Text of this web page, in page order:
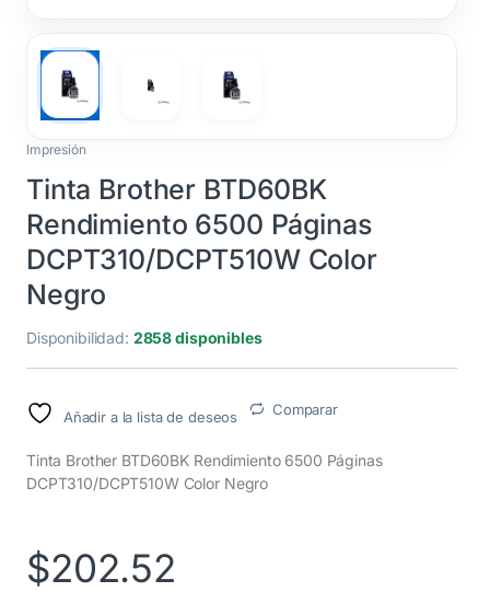
Impresión
Tinta Brother BTD60BK
Rendimiento 6500 Páginas
DCPT310/DCPT510W Color
Negro
Disponibilidad: 2858 disponibles
Añadir a la lista de deseos Comparar
Tinta Brother BTD60BK Rendimiento 6500 Páginas
DCPT310/DCPT510W Color Negro
$202.52